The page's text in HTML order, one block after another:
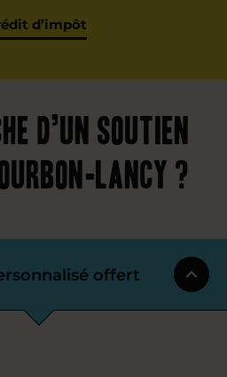
d’impôt
d’un soutien
Lancy ?
offert